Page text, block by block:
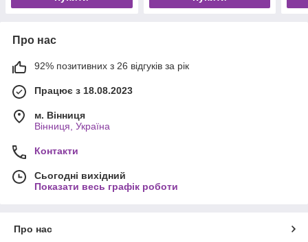
Про нас
92% позитивних з 26 відгуків за рік
Працює з 18.08.2023
м. Вінниця
Вінниця, Україна
Контакти
Сьогодні вихідний
Показати весь графік роботи
Про нас